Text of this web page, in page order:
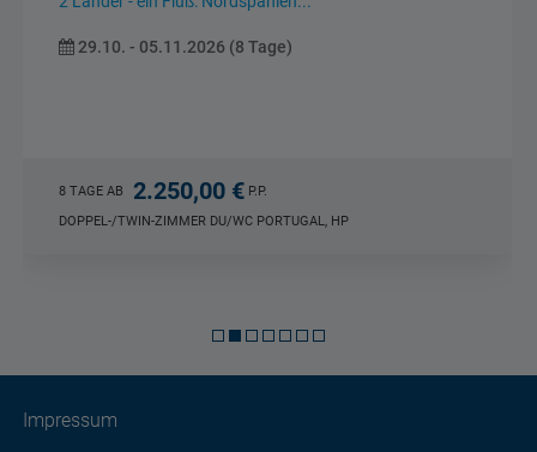
Griechische Inselwelt: Santorini - Naxos -...
16.10. - 23.10.2026 (8 Tage)
8 TAGE AB 2.590,00 € P.P.
DOPPELZIMMER DU/WC KYKLADEN, HP
Impressum